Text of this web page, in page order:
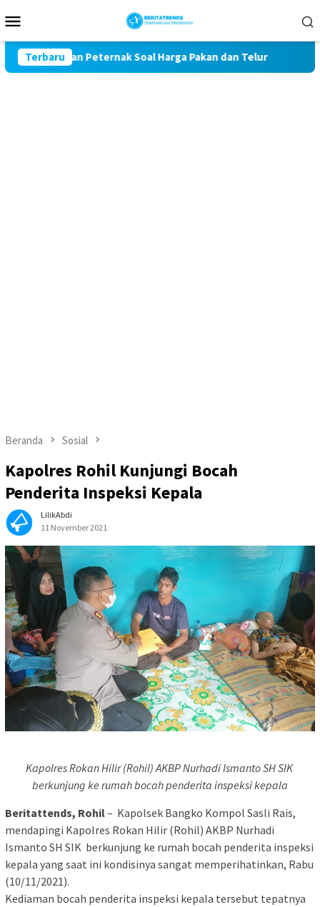
ke
Mobile
Terbaru
Keluhan Peternak Soal Harga Pakan dan Telur
Beranda Sosial
Kapolres Rohil Kunjungi Bocah
Penderita Inspeksi Kepala
LilikAbdi
11 November 2021
Kapolres Rokan Hilir (Rohil) AKBP Nurhadi Ismanto SH SIK
berkunjung ke rumah bocah penderita inspeksi kepala
Beritattends, Rohil– Kapolsek Bangko Kompol Sasli Rais,
mendapingi Kapolres Rokan Hilir (Rohil) AKBP Nurhadi
Ismanto SH SIK berkunjung ke rumah bocah penderita inspeksi
kepala yang saat ini kondisinya sangat memperihatinkan, Rabu
(10/11/2021).
Kediaman bocah penderita inspeksi kepala tersebut tepatnya